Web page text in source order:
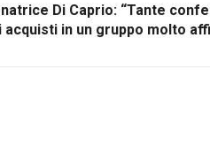
Di Caprio: “Tante
acquisti in un gruppo molto